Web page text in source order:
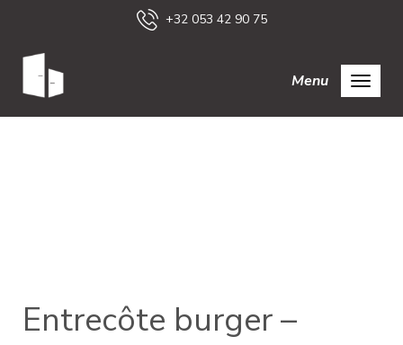
+32 053 42 90 75
Menu
Entrecôte burger –